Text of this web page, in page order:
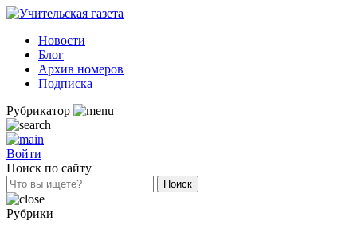
Новости
Блог
Архив номеров
Подписка
Рубрикатор
Войти
Поиск по сайту
Рубрики